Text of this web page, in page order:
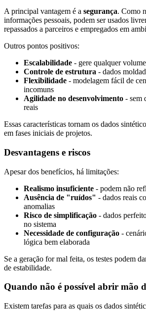
A principal vantagem é a segurança. Como
informações pessoais, podem ser usados
repassados a parceiros e empregados em
Outros pontos positivos:
Escalabilidade - gere qualquer
Controle de estrutura - dados
Flexibilidade - modelagem fácil de
incomuns
Agilidade no desenvolvimento - sem
reais
Essas características tornam os dados
em fases iniciais de projetos.
Desvantagens e riscos
Apesar dos benefícios, há limitações:
Realismo insuficiente - podem não
Ausência de "ruídos" - dados reais
anomalias
Risco de simplificação - dados
no sistema
Necessidade de configuração -
lógica bem elaborada
Se a geração for mal feita, os testes podem
de estabilidade.
Quando não é possível abrir mão
Existem tarefas para as quais os dados